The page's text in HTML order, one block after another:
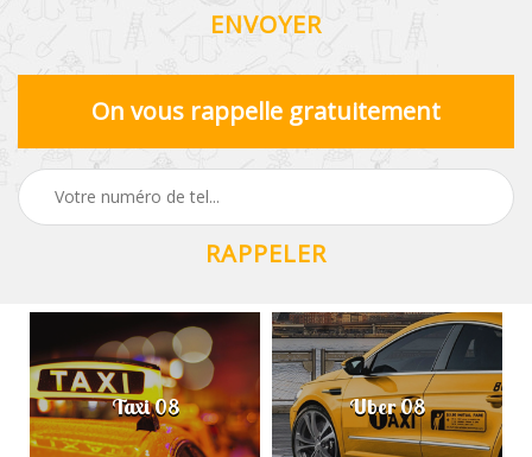
On vous rappelle gratuitement
Taxi 08 Uber 08